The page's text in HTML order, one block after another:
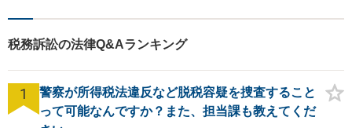
税務訴訟の法律Q&Aランキング
1
警察が所得税法違反など脱税容疑を捜査すること
って可能なんですか？また、担当課も教えてくだ